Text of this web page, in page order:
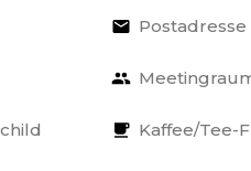
Postadresse
Kaffee/Tee-